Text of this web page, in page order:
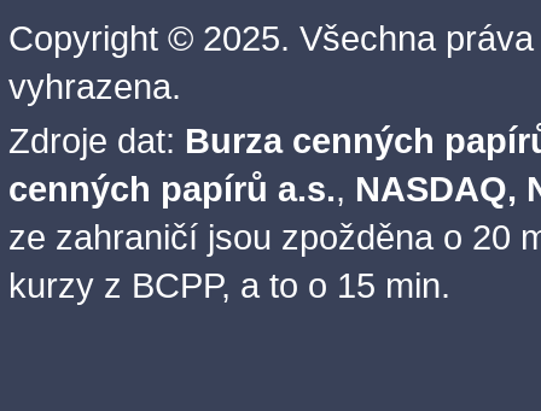
Copyright © 2025. Všechna práva
vyhrazena.
Zdroje dat: Burza cenných
cenných papírů a.s., NASDAQ,
ze zahraničí jsou zpožděna o 20
kurzy z BCPP, a to o 15 min.